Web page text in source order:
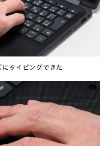
タイピングできた